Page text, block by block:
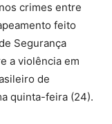
crimes entre
feito
Segurança
a violência em
de
quinta-feira (24).